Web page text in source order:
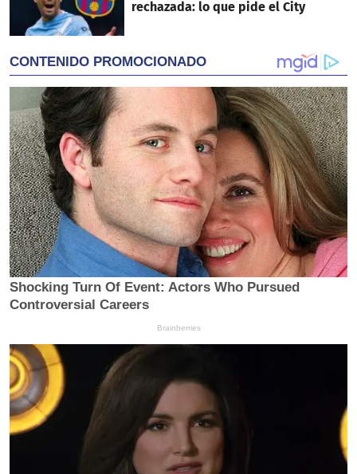
rechazada: lo que pide el City